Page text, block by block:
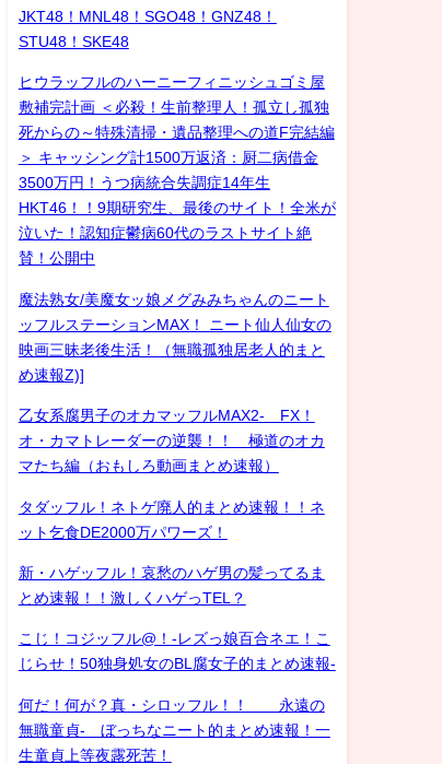
JKT48！MNL48！SGO48！GNZ48！
STU48！SKE48
ヒウラッフルのハーニーフィニッシュゴミ屋
敷補完計画 ＜必殺！生前整理人！孤立し孤独
死からの～特殊清掃・遺品整理への道F完結編
＞ キャッシング計1500万返済：厨二病借金
3500万円！うつ病統合失調症14年生
HKT46！！9期研究生、最後のサイト！全米が
泣いた！認知症鬱病60代のラストサイト絶
賛！公開中
魔法熟女/美魔女ッ娘メグみみちゃんのニート
ッフルステーションMAX！ ニート仙人仙女の
映画三昧老後生活！（無職孤独居老人的まと
め速報Z)]
乙女系腐男子のオカマッフルMAX2- FX！
オ・カマトレーダーの逆襲！！ 極道のオカ
マたち編（おもしろ動画まとめ速報）
タダッフル！ネトゲ廃人的まとめ速報！！ネ
ット乞食DE2000万パワーズ！
新・ハゲッフル！哀愁のハゲ男の髪ってるま
とめ速報！！激しくハゲっTEL？
こじ！コジッフル@！-レズっ娘百合ネエ！こ
じらせ！50独身処女のBL腐女子的まとめ速報-
何だ！何が？真・シロッフル！！ 永遠の
無職童貞- ぼっちなニート的まとめ速報！一
生童貞上等夜露死苦！